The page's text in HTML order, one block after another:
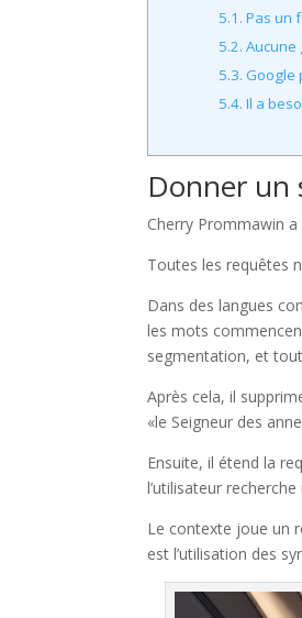
5.1. Pas un
5.2. Aucune
5.3. Google
5.4. Il a
Donner un
Cherry Prommawin
Toutes les requêtes
Dans des langues
les mots
segmentation, et
Après cela, il
«le Seigneur des
Ensuite, il étend la
l’utilisateur
Le contexte joue un
est l’utilisation des